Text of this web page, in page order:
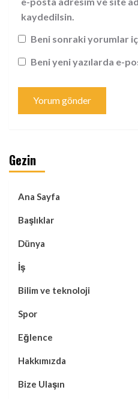
kaydedilsin.
Beni sonraki yorumlar
Beni yeni yazılarda e-
Gezin
Ana Sayfa
Başlıklar
Dünya
İş
Bilim ve teknoloji
Spor
Eğlence
Hakkımızda
Bize Ulaşın